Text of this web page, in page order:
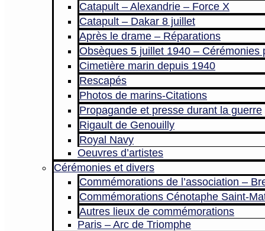
Catapult – Alexandrie – Force X
Catapult – Dakar 8 juillet
Après le drame – Réparations
Obsèques 5 juillet 1940 – Cérémonies
Cimetière marin depuis 1940
Rescapés
Photos de marins-Citations
Propagande et presse durant la guerre
Rigault de Genouilly
Royal Navy
Oeuvres d’artistes
Cérémonies et divers
Commémorations de l’association –
Commémorations Cénotaphe Saint-
Autres lieux de commémorations
Paris – Arc de Triomphe